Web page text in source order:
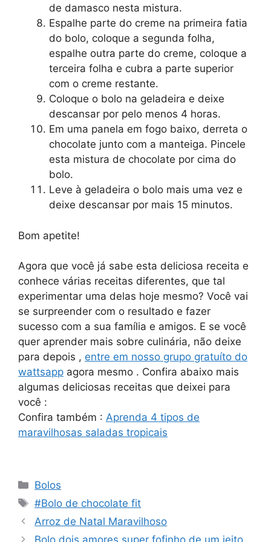
de damasco nesta mistura.
Espalhe parte do creme na primeira fatia
do bolo, coloque a segunda folha,
espalhe outra parte do creme, coloque a
terceira folha e cubra a parte superior
com o creme restante.
Coloque o bolo na geladeira e deixe
descansar por pelo menos 4 horas.
Em uma panela em fogo baixo, derreta o
chocolate junto com a manteiga. Pincele
esta mistura de chocolate por cima do
bolo.
Leve à geladeira o bolo mais uma vez e
deixe descansar por mais 15 minutos.
Bom apetite!
Agora que você já sabe esta deliciosa receita e
conhece várias receitas diferentes, que tal
experimentar uma delas hoje mesmo? Você vai
se surpreender com o resultado e fazer
sucesso com a sua família e amigos. E se você
quer aprender mais sobre culinária, não deixe
para depois , entre em nosso grupo gratuíto do
wattsapp agora mesmo . Confira abaixo mais
algumas deliciosas receitas que deixei para
você :
Confira também : Aprenda 4 tipos de
maravilhosas saladas tropicais
Categorias
Bolos
Tags
#Bolo de chocolate fit
Arroz de Natal Maravilhoso